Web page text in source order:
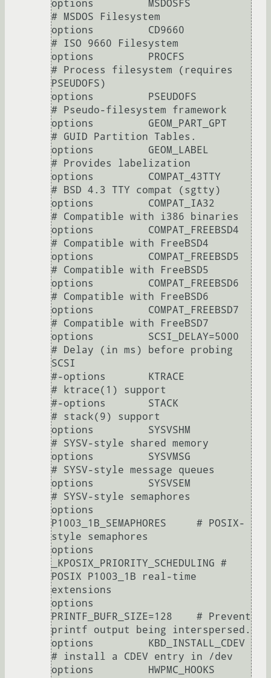
options 	MSDOSFS
# MSDOS Filesystem
options 	CD9660
# ISO 9660 Filesystem
options 	PROCFS
# Process filesystem (requires
PSEUDOFS)
options 	PSEUDOFS
# Pseudo-filesystem framework
options 	GEOM_PART_GPT
# GUID Partition Tables.
options 	GEOM_LABEL
# Provides labelization
options 	COMPAT_43TTY
# BSD 4.3 TTY compat (sgtty)
options 	COMPAT_IA32
# Compatible with i386 binaries
options 	COMPAT_FREEBSD4
# Compatible with FreeBSD4
options 	COMPAT_FREEBSD5
# Compatible with FreeBSD5
options 	COMPAT_FREEBSD6
# Compatible with FreeBSD6
options 	COMPAT_FREEBSD7
# Compatible with FreeBSD7
options 	SCSI_DELAY=5000
# Delay (in ms) before probing
SCSI
#-options 	KTRACE
# ktrace(1) support
#-options 	STACK
# stack(9) support
options 	SYSVSHM
# SYSV-style shared memory
options 	SYSVMSG
# SYSV-style message queues
options 	SYSVSEM
# SYSV-style semaphores
options
P1003_1B_SEMAPHORES	# POSIX-
style semaphores
options
_KPOSIX_PRIORITY_SCHEDULING #
POSIX P1003_1B real-time
extensions
options
PRINTF_BUFR_SIZE=128	# Prevent
printf output being interspersed.
options 	KBD_INSTALL_CDEV
# install a CDEV entry in /dev
options 	HWPMC_HOOKS